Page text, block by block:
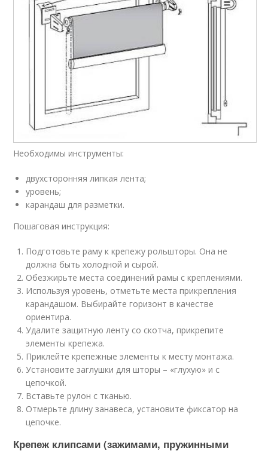
Необходимы инструменты:
двухсторонняя липкая лента;
уровень;
карандаш для разметки.
Пошаговая инструкция:
Подготовьте раму к крепежу рольшторы. Она не
должна быть холодной и сырой.
Обезжирьте места соединений рамы с креплениями.
Используя уровень, отметьте места прикрепления
карандашом. Выбирайте горизонт в качестве
ориентира.
Удалите защитную ленту со скотча, прикрепите
элементы крепежа.
Приклейте крепежные элементы к месту монтажа.
Установите заглушки для шторы – «глухую» и с
цепочкой.
Вставьте рулон с тканью.
Отмерьте длину занавеса, установите фиксатор на
цепочке.
Крепеж клипсами (зажимами, пружинными